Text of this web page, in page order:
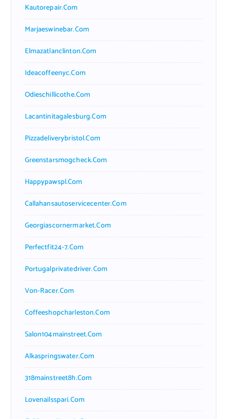
Kautorepair.com
Marjaeswinebar.com
Elmazatlanclinton.com
Ideacoffeenyc.com
Odieschillicothe.com
Lacantinitagalesburg.com
Pizzadeliverybristol.com
Greenstarsmogcheck.com
Happypawspl.com
Callahansautoservicecenter.com
Georgiascornermarket.com
Perfectfit24-7.com
Portugalprivatedriver.com
Von-Racer.com
Coffeeshopcharleston.com
Salon104mainstreet.com
Alkaspringswater.com
318mainstreet8h.com
Lovenailsspari.com